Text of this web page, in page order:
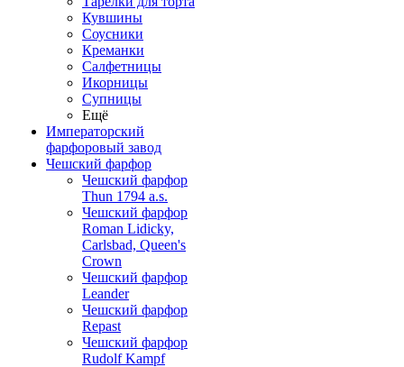
Кувшины
Соусники
Креманки
Салфетницы
Икорницы
Супницы
Ещё
Императорский
фарфоровый завод
Чешский фарфор
Чешский фарфор
Thun 1794 a.s.
Чешский фарфор
Roman Lidicky,
Carlsbad, Queen's
Crown
Чешский фарфор
Leander
Чешский фарфор
Repast
Чешский фарфор
Rudolf Kampf